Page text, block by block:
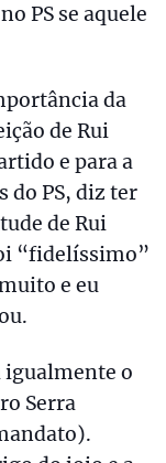
PS se aquele
da
de Rui
e para a
do PS, diz ter
de Rui
“fidelíssimo”
e eu
igualmente o
Serra